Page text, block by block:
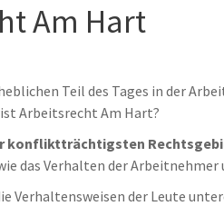
Am Hart
Teil des Tages in der
Arbeitsrecht Am Hart?
konfliktträchtigsten
das Verhalten der Arbeitnehmer
Verhaltensweisen der Leute